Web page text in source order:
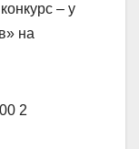
– у
на
2